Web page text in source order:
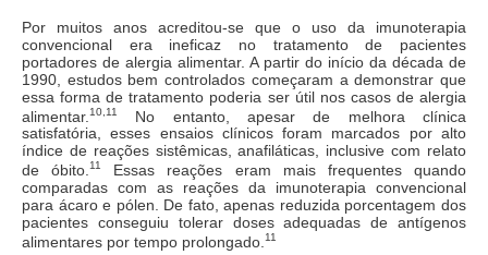
Por muitos anos acreditou-se que o uso da imunoterapia
convencional era ineficaz no tratamento de pacientes
portadores de alergia alimentar. A partir do início da década de
1990, estudos bem controlados começaram a demonstrar que
essa forma de tratamento poderia ser útil nos casos de alergia
alimentar. 10,11
No entanto, apesar de melhora clínica
satisfatória, esses ensaios clínicos foram marcados por alto
índice de reações sistêmicas, anafiláticas, inclusive com relato
de óbito.11
Essas reações eram mais frequentes quando
comparadas com as reações da imunoterapia convencional
para ácaro e pólen. De fato, apenas reduzida porcentagem dos
pacientes conseguiu tolerar doses adequadas de antígenos
alimentares por tempo prolongado. 11